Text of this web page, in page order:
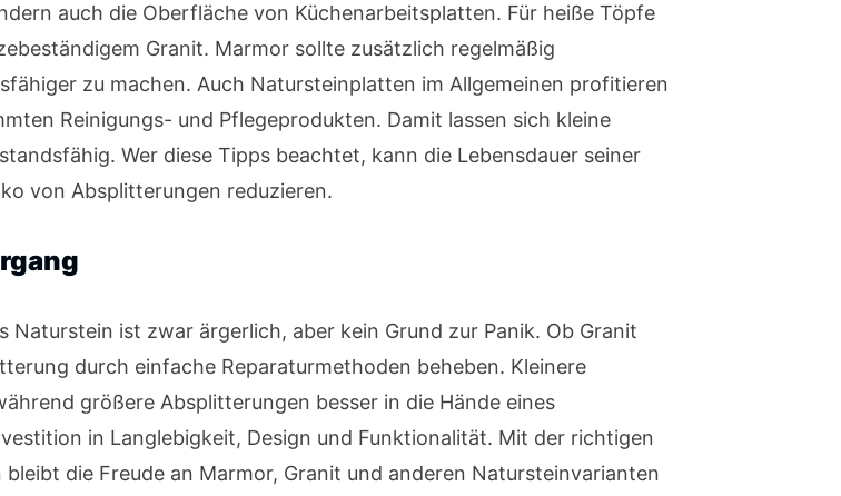
auch die Oberfläche von Küchenarbeitsplatten. Für heiße Töpfe
Granit. Marmor sollte zusätzlich regelmäßig
zu machen. Auch Natursteinplatten im Allgemeinen profitieren
Reinigungs- und Pflegeprodukten. Damit lassen sich kleine
Wer diese Tipps beachtet, kann die Lebensdauer seiner
von Absplitterungen reduzieren.
Naturstein ist zwar ärgerlich, aber kein Grund zur Panik. Ob Granit
durch einfache Reparaturmethoden beheben. Kleinere
größere Absplitterungen besser in die Hände eines
in Langlebigkeit, Design und Funktionalität. Mit der richtigen
die Freude an Marmor, Granit und anderen Natursteinvarianten